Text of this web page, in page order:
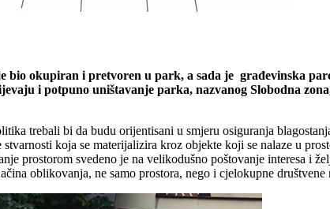
okupiran i pretvoren u park, a sada je građevinska
i potpuno uništavanje parka, nazvanog Slobodna
trebali bi da budu orijentisani u smjeru osiguranja
koja se materijalizira kroz objekte koji se nalaze u
prostorom svedeno je na velikodušno poštovanje interesa i
oblikovanja, ne samo prostora, nego i cjelokupne